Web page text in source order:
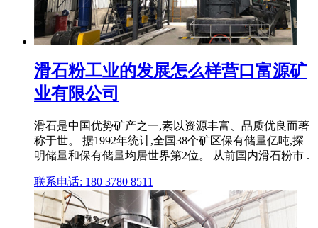
滑石粉工业的发展怎么样营口富源矿
业有限公司
滑石是中国优势矿产之一,素以资源丰富、品质优良而著
称于世。 据1992年统计,全国38个矿区保有储量亿吨,探
明储量和保有储量均居世界第2位。 从前国内滑石粉市 .
联系电话: 180 3780 8511